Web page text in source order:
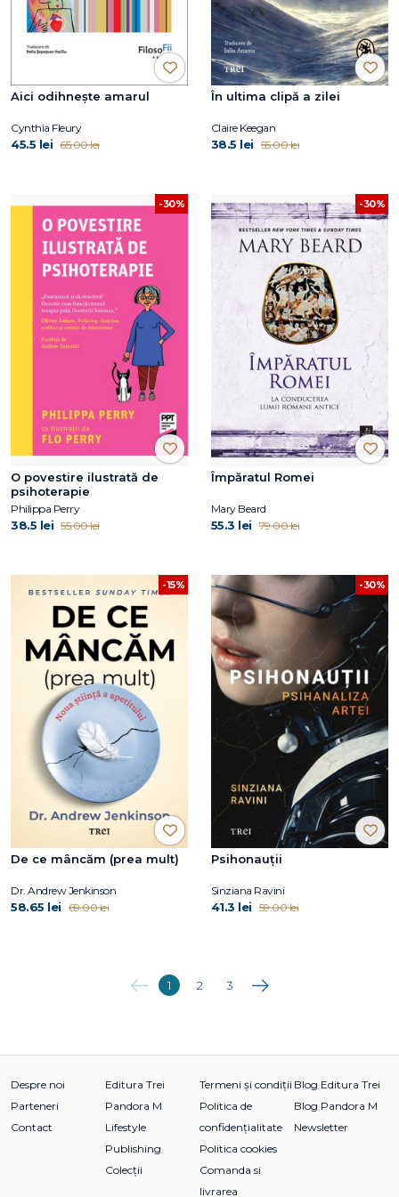
Aici odihnește amarul
Cynthia Fleury
45.5 lei 65.00 lei
În ultima clipă a zilei
Claire Keegan
38.5 lei 55.00 lei
-30%
O povestire ilustrată de
psihoterapie
Philippa Perry
38.5 lei 55.00 lei
-30%
Împăratul Romei
Mary Beard
55.3 lei 79.00 lei
-15%
De ce mâncăm (prea mult)
Dr. Andrew Jenkinson
58.65 lei 69.00 lei
-30%
Psihonauții
Sinziana Ravini
41.3 lei 59.00 lei
Anterioara
1 2 3 Următoarea
Despre noi
Parteneri
Contact
Editura Trei
Pandora M
Lifestyle
Publishing
Colecții
Termeni și condiții
Politica de
confidențialitate
Politica cookies
Comanda si
livrarea
Blog Editura Trei
Blog Pandora M
Newsletter